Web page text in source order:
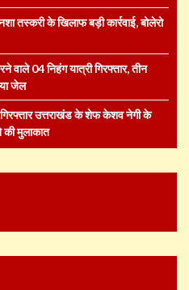
तस्करी के खिलाफ बड़ी कार्रवाई, बोलेरो
वाले 04 निहंग यात्री गिरफ्तार, तीन
जेल
उत्तराखंड के शेफ केशव नेगी के
मुलाकात